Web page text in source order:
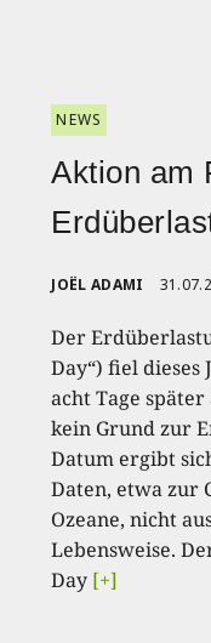
NEWS
Aktion am
JOËL ADAMI
Der
Day“) fiel dieses
acht Tage später
kein Grund zur
Datum ergibt
Daten, etwa zur
Ozeane, nicht
Lebensweise.
Day [+]